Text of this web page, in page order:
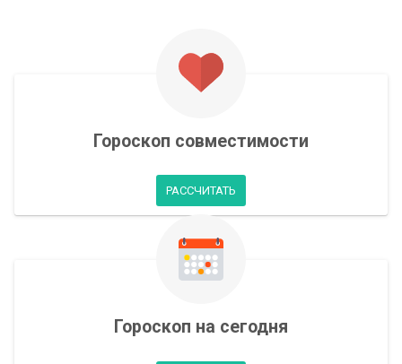
Гороскоп совместимости
РАССЧИТАТЬ
Гороскоп на сегодня